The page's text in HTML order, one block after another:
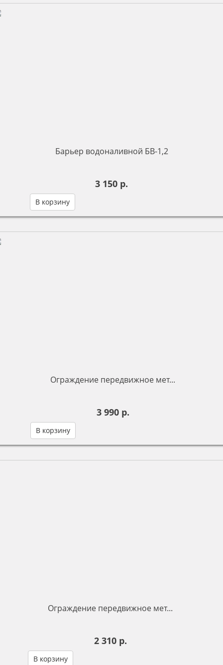
Барьер водоналивной БВ-1,2
3 150 р.
В корзину
Ограждение передвижное мет...
3 990 р.
В корзину
Ограждение передвижное мет...
2 310 р.
В корзину